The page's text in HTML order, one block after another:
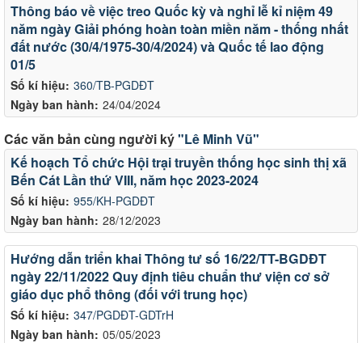
Số kí hiệu: 360/TB-PGDĐT
Ngày ban hành: 24/04/2024
Thông báo về việc treo Quốc kỳ và nghỉ lễ kỉ niệm 49
năm ngày Giải phóng hoàn toàn miền năm - thống nhất
đất nước (30/4/1975-30/4/2024) và Quốc tế lao động
01/5
Các văn bản cùng người ký"Lê Minh Vũ"
Số kí hiệu: 955/KH-PGDĐT
Ngày ban hành: 28/12/2023
Kế hoạch Tổ chức Hội trại truyền thống học sinh thị xã
Bến Cát Lần thứ VIII, năm học 2023-2024
Số kí hiệu: 347/PGDĐT-GDTrH
Ngày ban hành: 05/05/2023
Hướng dẫn triển khai Thông tư số 16/22/TT-BGDĐT
ngày 22/11/2022 Quy định tiêu chuẩn thư viện cơ sở
giáo dục phổ thông (đối với trung học)